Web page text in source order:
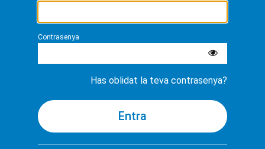
Contrasenya
Has oblidat la teva contrasenya?